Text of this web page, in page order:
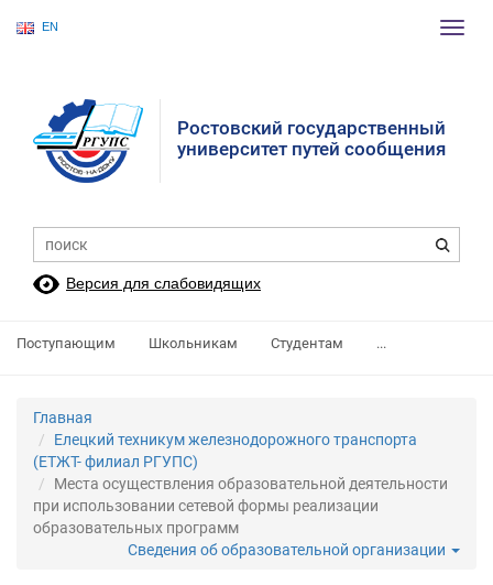
EN
Ростовский государственный
университет путей сообщения
Версия для слабовидящих
Поступающим Школьникам Студентам ...
Главная
Елецкий техникум железнодорожного транспорта
(ЕТЖТ- филиал РГУПС)
Места осуществления образовательной деятельности
при использовании сетевой формы реализации
образовательных программ
Сведения об образовательной организации